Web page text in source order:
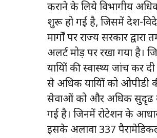
कराने के लिये विभागीय
शुरू हो गई है, जिसमें देश-विदेश से
मार्गों पर राज्य सरकार
अलर्ट मोड़ पर रखा गया
यात्रियों की स्वास्थ्य जांच कर
से अधिक यात्रियों को ओपीडी
सेवाओं को और अधिक सुदृढ
गई है। जिनमें रोटेशन के आधार
इसके अलावा 337